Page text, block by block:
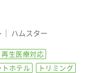
ハムスター
再生医療対応
トホテル
トリミング